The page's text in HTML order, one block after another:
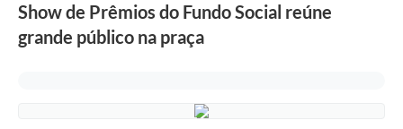
Show de Prêmios do Fundo Social reúne
grande público na praça